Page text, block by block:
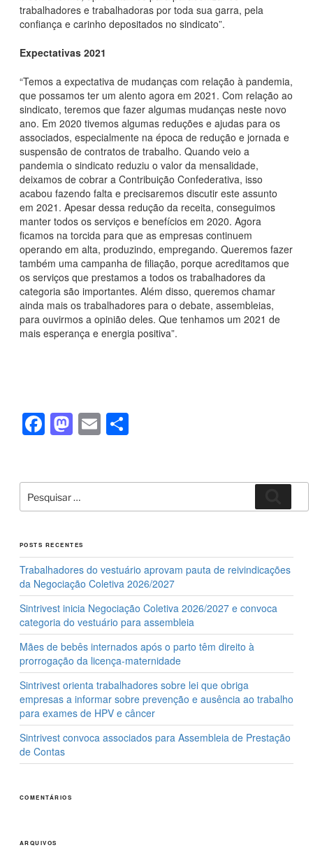
trabalhadores e trabalhadoras por toda sua garra, pela
confiança e carinho depositados no sindicato”.
Expectativas 2021
“Temos a expectativa de mudanças com relação à pandemia,
que possamos ter um alento agora em 2021. Com relação ao
sindicato, teremos que fazer algumas mudanças neste novo
ano. Em 2020 tivemos algumas reduções e ajudas para os
associados, especialmente na época de redução e jornada e
suspensão de contratos de trabalho. Quando veio a
pandemia o sindicato reduziu o valor da mensalidade,
deixamos de cobrar a Contribuição Confederativa, isso
acabou fazendo falta e precisaremos discutir este assunto
em 2021. Apesar dessa redução da receita, conseguimos
manter todos os serviços e benefícios em 2020. Agora
ficamos na torcida para que as empresas continuem
operando em alta, produzindo, empregando. Queremos fazer
também uma campanha de filiação, porque acreditamos que
os serviços que prestamos a todos os trabalhadores da
categoria são importantes. Além disso, queremos chamar
ainda mais os trabalhadores para o debate, assembleias,
para ouvirmos a opinião deles. Que tenhamos um 2021 de
mais esperança e energia positiva”.
F
a
e
b
o
o
k
M
a
o
d
o
n
E
m
e
por:
POSTS RECENTES
Trabalhadores do vestuário aprovam pauta de reivindicações
da Negociação Coletiva 2026/2027
Sintrivest inicia Negociação Coletiva 2026/2027 e convoca
categoria do vestuário para assembleia
Mães de bebês internados após o parto têm direito à
prorrogação da licença-maternidade
Sintrivest orienta trabalhadores sobre lei que obriga
empresas a informar sobre prevenção e ausência ao trabalho
para exames de HPV e câncer
Sintrivest convoca associados para Assembleia de Prestação
de Contas
COMENTÁRIOS
ARQUIVOS